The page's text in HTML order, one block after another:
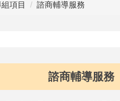
項目 諮商輔導服務
諮商輔導服務